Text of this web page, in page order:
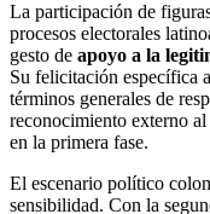
La participación de
procesos electorales
gesto de apoyo a la
Su felicitación específica
términos generales de
reconocimiento externo
en la primera fase.
El escenario político
sensibilidad. Con la